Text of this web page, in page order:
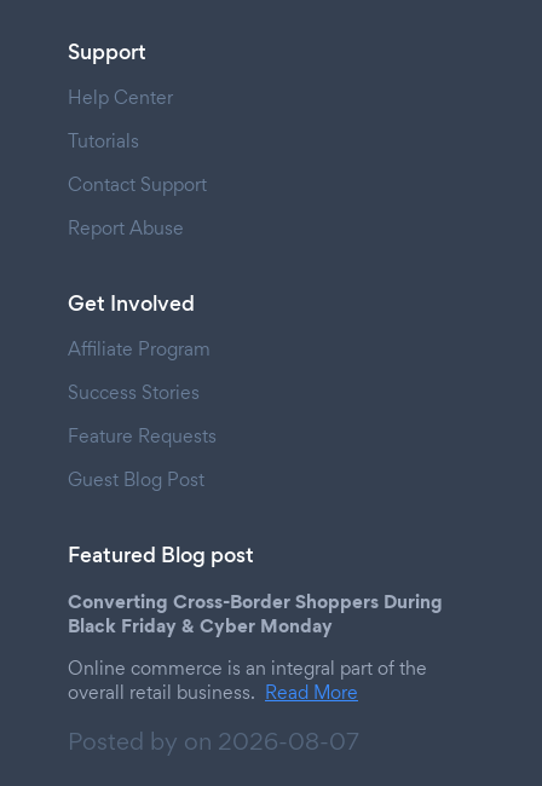
Support
Help Center
Tutorials
Contact Support
Report Abuse
Get Involved
Affiliate Program
Success Stories
Feature Requests
Guest Blog Post
Featured Blog post
Converting Cross-Border Shoppers During
Black Friday & Cyber Monday
Online commerce is an integral part of the
overall retail business. Read More
Posted by on 2026-08-07